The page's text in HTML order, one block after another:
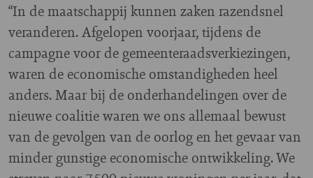
“In de maatschappij kunnen zaken razendsnel
veranderen. Afgelopen voorjaar, tijdens de
campagne voor de gemeenteraadsverkiezingen,
waren de economische omstandigheden heel
anders. Maar bij de onderhandelingen over de
nieuwe coalitie waren we ons allemaal bewust
van de gevolgen van de oorlog en het gevaar van
minder gunstige economische ontwikkeling. We